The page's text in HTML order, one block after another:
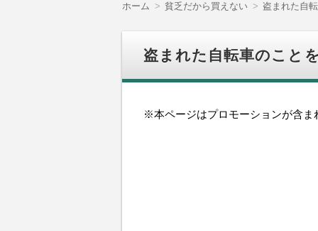
ホーム 貧乏だから買えない 盗まれた自
盗まれた自転車のこと
※本ページはプロモーションが含ま